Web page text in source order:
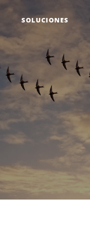
SOLUCIONES